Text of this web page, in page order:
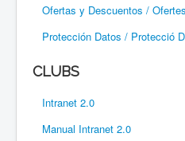
Ofertas y Descuentos /
Protección Datos / Protecció
CLUBS
Intranet 2.0
Manual Intranet 2.0